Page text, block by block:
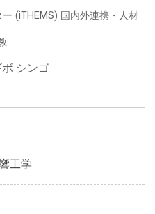
(iTHEMS) 国内外連携・人材
ボ シンゴ
工学